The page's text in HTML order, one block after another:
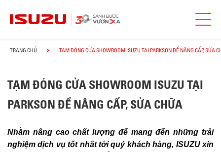
TRANG CHỦ TẠM ĐÓNG CỬA SHOWROOM ISUZU TẠI PARKSON ĐỂ NÂNG CẤP, SỬA
TẠM ĐÓNG CỬA SHOWROOM ISUZU TẠI
PARKSON ĐỂ NÂNG CẤP, SỬA CHỮA
Nhằm nâng cao chất lượng để mang đến những trải
nghiệm dịch vụ tốt nhất tới quý khách hàng, ISUZU xin